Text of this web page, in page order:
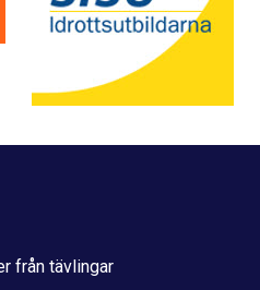
från tävlingar